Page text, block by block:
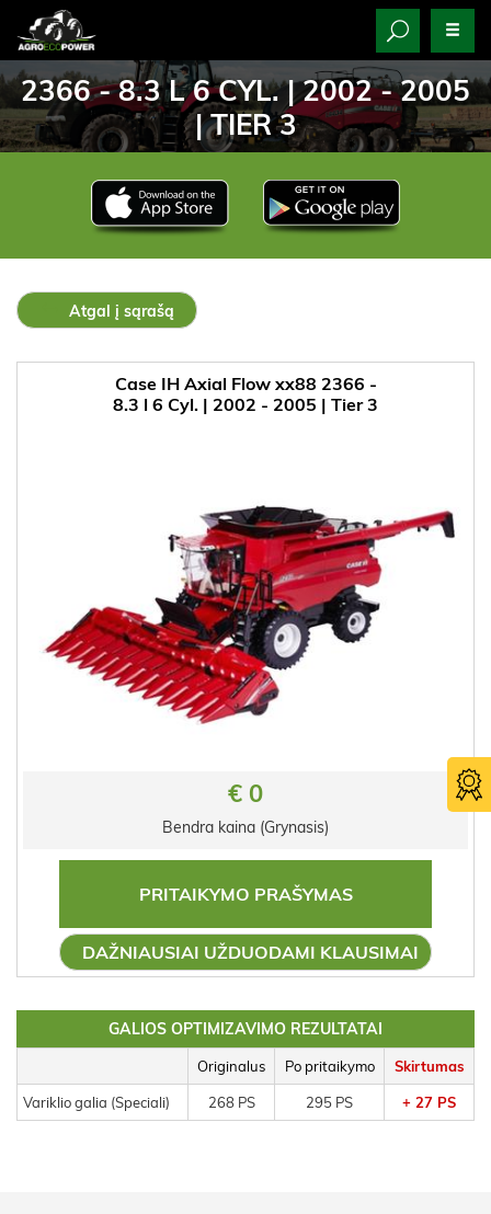
2366 - 8.3 L 6 CYL. | 2002 - 2005
| TIER 3
Atgal į sąrašą
Case IH Axial Flow xx88 2366 -
8.3 l 6 Cyl. | 2002 - 2005 | Tier 3
€ 0
Bendra kaina (Grynasis)
PRITAIKYMO PRAŠYMAS
DAŽNIAUSIAI UŽDUODAMI KLAUSIMAI
GALIOS OPTIMIZAVIMO REZULTATAI
Originalus Po pritaikymo Skirtumas
Variklio galia (Speciali) 268 PS 295 PS + 27 PS